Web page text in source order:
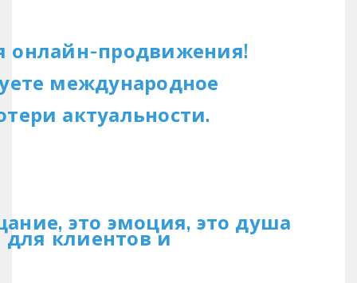
онлайн-продвижения!
международное
актуальности.
это эмоция, это душа
для клиентов и